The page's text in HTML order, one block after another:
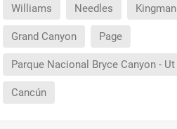
Williams Needles Kingman
Grand Canyon Page
Parque Nacional Bryce Canyon - Ut
Cancún